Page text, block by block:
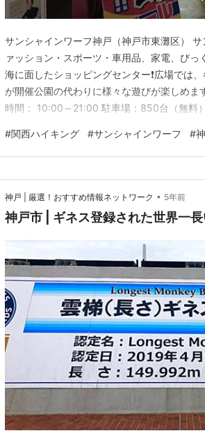
サンシャインワーフ神戸（神戸市東灘区）
ァッション・スポーツ・車用品、家電、び
海に面したショッピングセンター❗️広場では
が開催公園の代わりに様々な遊びが楽しめ
時間： 10:00～21:00 駐車場：850台（無料
#関西ハイキング #サンシャインワーフ #
神戸 | 厳選！おすすめ情報ネットワーク • 5年前
神戸市 | ギネス登録された世界一長